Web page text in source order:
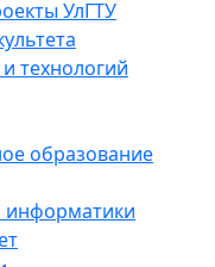
УлГТУ
технологий
образование
информатики